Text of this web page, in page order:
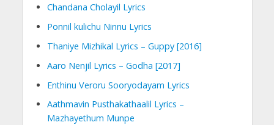
Chandana Cholayil Lyrics
Ponnil kulichu Ninnu Lyrics
Thaniye Mizhikal Lyrics – Guppy [2016]
Aaro Nenjil Lyrics – Godha [2017]
Enthinu Veroru Sooryodayam Lyrics
Aathmavin Pusthakathaalil Lyrics –
Mazhayethum Munpe